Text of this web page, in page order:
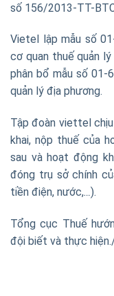
số 156/2013-TT-
Vietel lập mẫu số
cơ quan thuế quản
phân bổ mẫu số
quản lý địa phương.
Tập đoàn viettel
khai, nộp thuế của
sau và hoạt động
đóng trụ sở chính
tiền điện, nước,…).
Tổng cục Thuế
đội biết và thực